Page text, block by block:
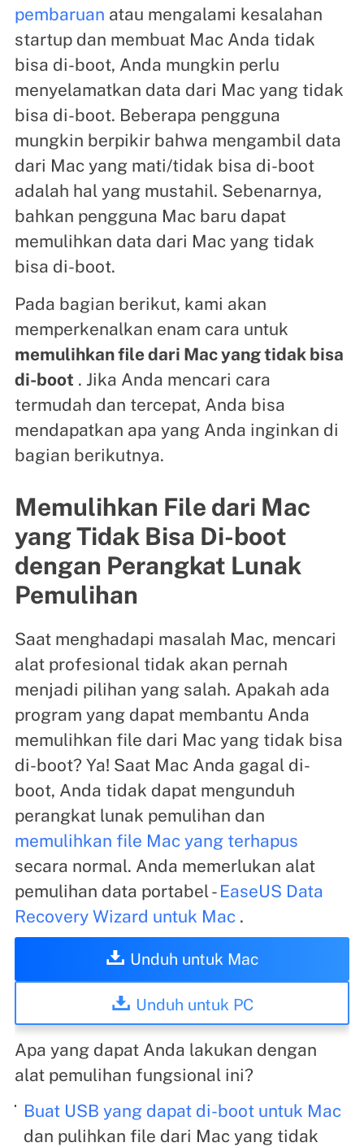
pembaruan atau mengalami kesalahan
startup dan membuat Mac Anda tidak
bisa di-boot, Anda mungkin perlu
menyelamatkan data dari Mac yang tidak
bisa di-boot. Beberapa pengguna
mungkin berpikir bahwa mengambil data
dari Mac yang mati/tidak bisa di-boot
adalah hal yang mustahil. Sebenarnya,
bahkan pengguna Mac baru dapat
memulihkan data dari Mac yang tidak
bisa di-boot.
Pada bagian berikut, kami akan
memperkenalkan enam cara untuk
memulihkan file dari Mac yang tidak bisa
di-boot . Jika Anda mencari cara
termudah dan tercepat, Anda bisa
mendapatkan apa yang Anda inginkan di
bagian berikutnya.
Memulihkan File dari Mac
yang Tidak Bisa Di-boot
dengan Perangkat Lunak
Pemulihan
Saat menghadapi masalah Mac, mencari
alat profesional tidak akan pernah
menjadi pilihan yang salah. Apakah ada
program yang dapat membantu Anda
memulihkan file dari Mac yang tidak bisa
di-boot? Ya! Saat Mac Anda gagal di-
boot, Anda tidak dapat mengunduh
perangkat lunak pemulihan dan
memulihkan file Mac yang terhapus
secara normal. Anda memerlukan alat
pemulihan data portabel - EaseUS Data
Recovery Wizard untuk Mac.
Unduh untuk Mac
Unduh untuk PC
Apa yang dapat Anda lakukan dengan
alat pemulihan fungsional ini?
Buat USB yang dapat di-boot untuk Mac
dan pulihkan file dari Mac yang tidak